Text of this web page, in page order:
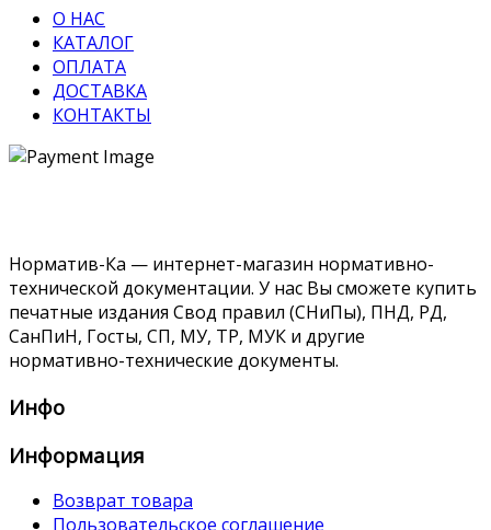
О НАС
КАТАЛОГ
ОПЛАТА
ДОСТАВКА
КОНТАКТЫ
Норматив-Ка — интернет-магазин нормативно-
технической документации. У нас Вы сможете купить
печатные издания Свод правил (СНиПы), ПНД, РД,
СанПиН, Госты, СП, МУ, ТР, МУК и другие
нормативно-технические документы.
Инфо
Информация
Возврат товара
Пользовательское соглашение